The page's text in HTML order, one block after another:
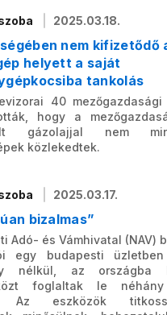
2025.03.18.
nem kifizetődő
helyett a saját
tankolás
40 mezőgazdasági
hogy a
gázolajjal nem
közlekedtek.
2025.03.17.
bizalmas”
Adó- és Vámhivatal (NAV)
egy budapesti üzletben
nélkül, az országba
foglaltak le
Az eszközök